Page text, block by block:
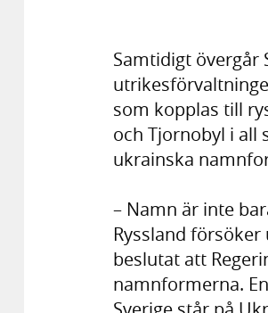
Samtidigt övergår
som kopplas till
och Tjornobyl i all
ukrainska
– Namn är inte
Ryssland
beslutat att
namnformerna.